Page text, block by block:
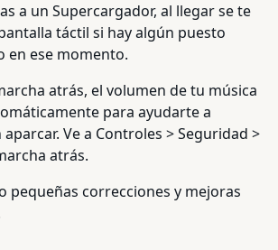
a un Supercargador, al llegar se te
táctil si hay algún puesto
en ese momento.
atrás, el volumen de tu música
para ayudarte a
Ve a Controles > Seguridad >
atrás.
pequeñas correcciones y mejoras